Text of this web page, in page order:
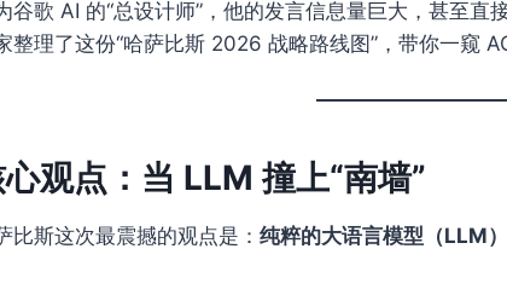
谷歌 AI 的“总设计师”，他的发言信息量巨大，甚至直
整理了这份“哈萨比斯 2026 战略路线图”，带你一窥
观点：当 LLM 撞上“南墙”
比斯这次最震撼的观点是： 纯粹的大语言模型（LLM